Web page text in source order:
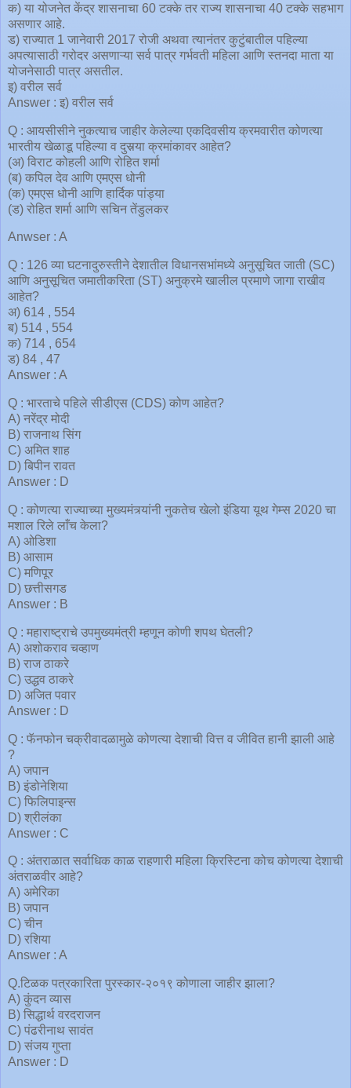
क) या योजनेत केंद्र शासनाचा 60 टक्के तर राज्य शासनाचा 40 टक्के सहभाग
असणार आहे.
ड) राज्यात 1 जानेवारी 2017 रोजी अथवा त्यानंतर कुटुंबातील पहिल्या
अपत्यासाठी गरोदर असणाऱ्या सर्व पात्र गर्भवती महिला आणि स्तनदा माता या
योजनेसाठी पात्र असतील.
इ) वरील सर्व
Answer : इ) वरील सर्व
Q : आयसीसीने नुकत्याच जाहीर केलेल्या एकदिवसीय क्रमवारीत कोणत्या
भारतीय खेळाडू पहिल्या व दुसर्‍या क्रमांकावर आहेत?
(अ) विराट कोहली आणि रोहित शर्मा
(ब) कपिल देव आणि एमएस धोनी
(क) एमएस धोनी आणि हार्दिक पांड्या
(ड) रोहित शर्मा आणि सचिन तेंडुलकर
Anwser : A
Q : 126 व्या घटनादुरुस्तीने देशातील विधानसभांमध्ये अनुसूचित जाती (SC)
आणि अनुसूचित जमातीकरिता (ST) अनुक्रमे खालील प्रमाणे जागा राखीव
आहेत?
अ) 614 , 554
ब) 514 , 554
क) 714 , 654
ड) 84 , 47
Answer : A
Q : भारताचे पहिले सीडीएस (CDS) कोण आहेत?
A) नरेंद्र मोदी
B) राजनाथ सिंग
C) अमित शाह
D) बिपीन रावत
Answer : D
Q : कोणत्या राज्याच्या मुख्यमंत्र्यांनी नुकतेच खेलो इंडिया यूथ गेम्स 2020 चा
मशाल रिले लाँच केला?
A) ओडिशा
B) आसाम
C) मणिपूर
D) छत्तीसगड
Answer : B
Q : महाराष्ट्राचे उपमुख्यमंत्री म्हणून कोणी शपथ घेतली?
A) अशोकराव चव्हाण
B) राज ठाकरे
C) उद्धव ठाकरे
D) अजित पवार
Answer : D
Q : फॅनफोन चक्रीवादळामुळे कोणत्या देशाची वित्त व जीवित हानी झाली आहे
?
A) जपान
B) इंडोनेशिया
C) फिलिपाइन्स
D) श्रीलंका
Answer : C
Q : अंतराळात सर्वाधिक काळ राहणारी महिला क्रिस्टिना कोच कोणत्या देशाची
अंतराळवीर आहे?
A) अमेरिका
B) जपान
C) चीन
D) रशिया
Answer : A
Q.टिळक पत्रकारिता पुरस्कार-२०१९ कोणाला जाहीर झाला?
A) कुंदन व्यास
B) सिद्धार्थ वरदराजन
C) पंढरीनाथ सावंत
D) संजय गुप्ता
Answer : D